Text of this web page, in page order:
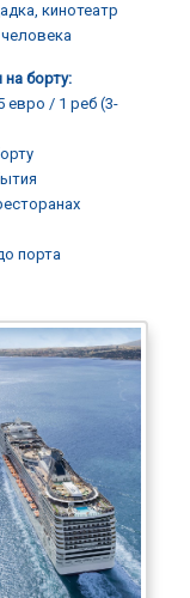
кинотеатр
борту:
евро / 1 реб (3-
порта